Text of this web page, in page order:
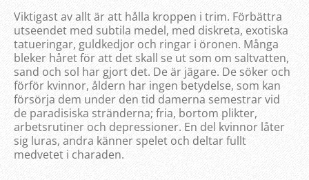
Viktigast av allt är att hålla kroppen i trim. Förbättra
utseendet med subtila medel, med diskreta, exotiska
tatueringar, guldkedjor och ringar i öronen. Många
bleker håret för att det skall se ut som om saltvatten,
sand och sol har gjort det. De är jägare. De söker och
förför kvinnor, åldern har ingen betydelse, som kan
försörja dem under den tid damerna semestrar vid
de paradisiska stränderna; fria, bortom plikter,
arbetsrutiner och depressioner. En del kvinnor låter
sig luras, andra känner spelet och deltar fullt
medvetet i charaden.